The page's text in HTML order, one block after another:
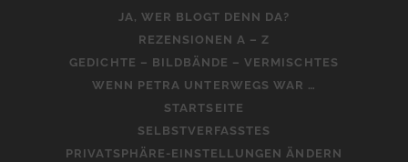
JA, WER BLOGT DENN DA?
REZENSIONEN A – Z
GEDICHTE – BILDBÄNDE – VERMISCHTES
WENN PETRA UNTERWEGS WAR …
STARTSEITE
SELBSTVERFASSTES
PRIVATSPHÄRE-EINSTELLUNGEN ÄNDERN